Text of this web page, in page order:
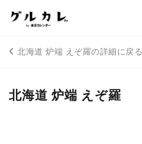
北海道 炉端 えぞ羅の詳細に戻る
北海道 炉端 えぞ羅